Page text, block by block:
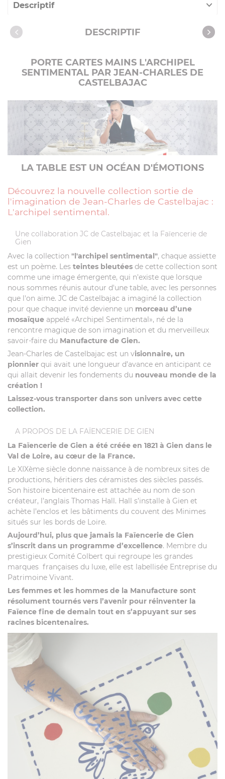
Descriptif
Caractéristiques DESCRIPTIF
PORTE CARTES MAINS L'ARCHIPEL
SENTIMENTAL PAR JEAN-CHARLES DE
CASTELBAJAC
LA TABLE EST UN OCÉAN D'ÉMOTIONS
Découvrez la nouvelle collection sortie de
l'imagination de Jean-Charles de Castelbajac :
L'archipel sentimental.
Une collaboration JC de Castelbajac et la Faïencerie de
Gien
Avec la collection "l'archipel sentimental", chaque assiette
est un poème. Les teintes bleutées de cette collection sont
comme une image émergente, qui n'existe que lorsque
nous sommes réunis autour d'une table, avec les personnes
que l'on aime. JC de Castelbajac a imaginé la collection
pour que chaque invité devienne un morceau d’une
mosaïque appelé «Archipel Sentimental», né de la
rencontre magique de son imagination et du merveilleux
savoir-faire du Manufacture de Gien.
Jean-Charles de Castelbajac est un visionnaire, un
pionnier qui avait une longueur d’avance en anticipant ce
qui allait devenir les fondements du nouveau monde de la
création !
Laissez-vous transporter dans son univers avec cette
collection.
A PROPOS DE LA FAÏENCERIE DE GIEN
La Faïencerie de Gien a été créée en 1821 à Gien dans le
Val de Loire, au cœur de la France.
Le XIXème siècle donne naissance à de nombreux sites de
productions, héritiers des céramistes des siècles passés.
Son histoire bicentenaire est attachée au nom de son
créateur, l’anglais Thomas Hall. Hall s’installe à Gien et
achète l’enclos et les bâtiments du couvent des Minimes
situés sur les bords de Loire.
Aujourd’hui, plus que jamais la Faïencerie de Gien
s’inscrit dans un programme d’excellence. Membre du
prestigieux Comité Colbert qui regroupe les grandes
marques françaises du luxe, elle est labellisée Entreprise du
Patrimoine Vivant.
Les femmes et les hommes de la Manufacture sont
résolument tournés vers l’avenir pour réinventer la
Faïence fine de demain tout en s’appuyant sur ses
racines bicentenaires.